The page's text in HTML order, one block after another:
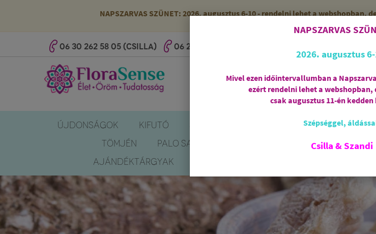
NAPSZARVAS SZÜNET: 2026. augusztus 6-10 - rendelni lehet a
06 30 262 58 05 (CSILLA) 06 20 527 25 56 (SZANDI)
ÚJDONSÁGOK KIFUTÓ
TÖMJÉN
PALO SANTO SPIRIT OF OM
AJÁNDÉKTÁRGYAK
NAPSZARVAS
2026. augusztus
Mivel ezen időintervallumban a
ezért rendelni lehet a webshopban,
csak augusztus 11-én
Szépséggel,
Csilla & Szandi